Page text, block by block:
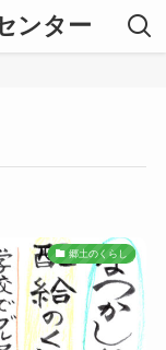
ンター
郷土のくらし